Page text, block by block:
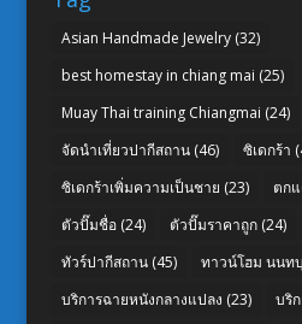
Asian Handmade Jewelry(32)
best homestay in chiang mai (25)
Muay Thai training Chiangmai (24)
จัดนำเที่ยวปากีสถาน(46) ซิเดกร้า
ซิเดกร้าเพิ่มความเป็นชาย (23) ตก
ตัวปั๊มชื่อ(24) ตัวปั๊มราคาถูก(24)
ทัวร์ปากีสถาน(45) ทาวน์โฮม นนท
บริการฉายหนังกลางแปลง (23) บริ